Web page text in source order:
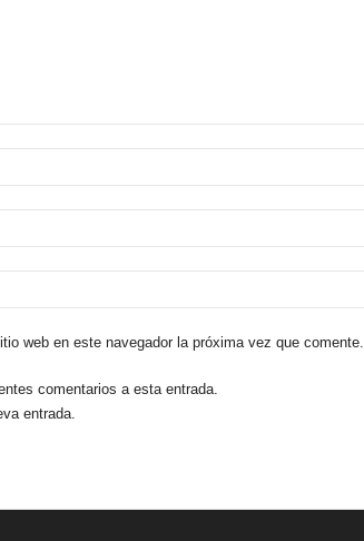
web en este navegador la próxima vez que comente.
comentarios a esta entrada.
entrada.